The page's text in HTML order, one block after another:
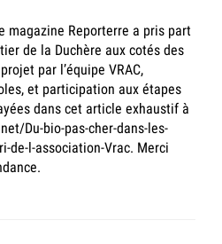
magazine Reporterre a pris part
de la Duchère aux cotés des
par l’équipe VRAC,
et participation aux étapes
dans cet article exhaustif à
Du-bio-pas-cher-dans-les-
de-l-association-Vrac. Merci